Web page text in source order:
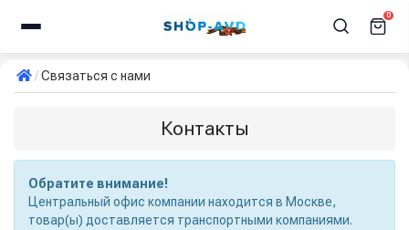
0
Связаться с нами
Контакты
Обратите внимание!
Центральный офис компании находится в Москве,
товар(ы) доставляется транспортными компаниями.